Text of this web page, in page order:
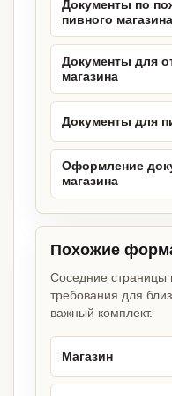
Документы по
пивного магазина
Документы для
магазина
Документы для
Оформление
магазина
Похожие
Соседние страницы
требования для
важный комплект.
Магазин